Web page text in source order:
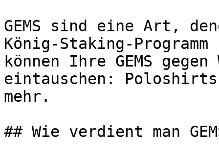
GEMS sind eine Art,
König-Staking-
können Ihre GEMS
eintauschen:
mehr.
## Wie verdient man